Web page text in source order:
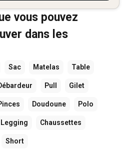
vous pouvez
dans les
Sac Matelas Table
Pull Gilet
Doudoune Polo
Legging Chaussettes
Short